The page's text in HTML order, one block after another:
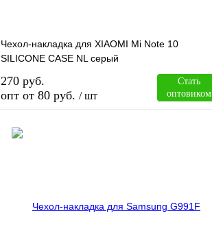
Чехол-накладка для XIAOMI Mi Note 10
SILICONE CASE NL серый
270 руб.
опт от 80 руб. / шт
Стать
оптовиком
В избранное
В